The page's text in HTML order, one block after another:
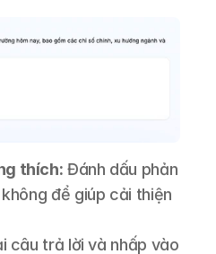
thích: Đánh dấu phản
để giúp cải thiện
câu trả lời và nhấp vào